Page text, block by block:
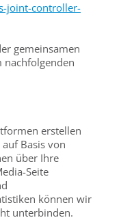
joint-controller-
gemeinsamen
erstellen
Basis von
über Ihre
Seite
können wir
unterbinden.